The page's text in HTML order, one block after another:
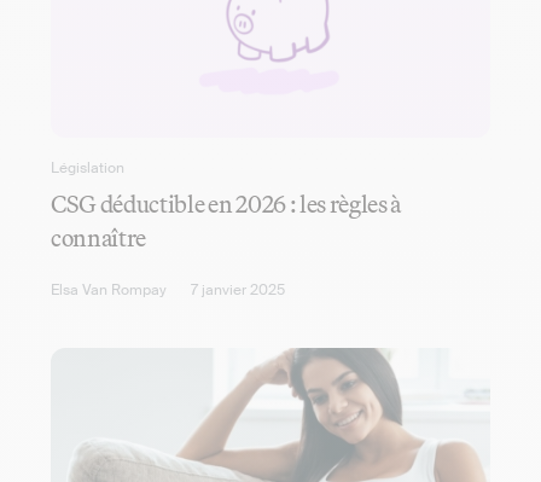
Législation
CSG déductible en 2026 : les règles à
connaître
Elsa Van Rompay 7 janvier 2025